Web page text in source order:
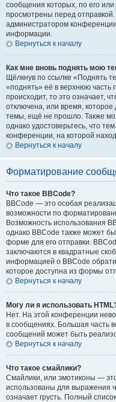
сообщения которых, по его
просмотрены перед
администратором
информации.
Вернуться к началу
Как мне вновь поднять мою
Щёлкнув по ссылке «Поднять
«поднять» её в верхнюю часть
происходит, то это означает,
отключена, или время,
темы, ещё не прошло. Также
однако удостоверьтесь, что
конференции, на которой
Вернуться к началу
Форматирование
Что такое BBCode?
BBCode — это особая
возможности по
Возможность использования
однако BBCode также может
форме для его отправки.
заключаются в квадратные
информацией о BBCode
которое доступна из формы
Вернуться к началу
Могу ли я использовать
Нет. На этой конференции
в сообщениях. Большая часть
сообщений может быть
Вернуться к началу
Что такое смайлики?
Смайлики, или эмотиконы —
использованы для выражения
означает грусть. Полный